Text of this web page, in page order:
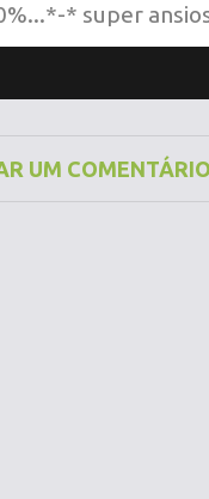
* super
UM